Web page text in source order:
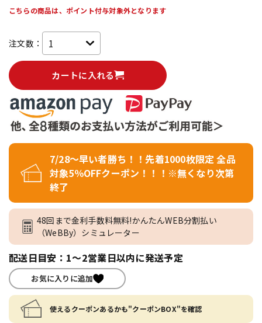
こちらの商品は、ポイント付与対象外となります
注文数：
カートに入れる
7/28～早い者勝ち！！先着1000枚限定 全品
対象5％OFFクーポン！！！※無くなり次第
終了
48回まで金利手数料無料!かんたんWEB分割払い
（WeBBy）シミュレーター
配送日目安：1～2営業日以内に発送予定
お気に入りに追加
使えるクーポンあるかも"クーポンBOX"を確認